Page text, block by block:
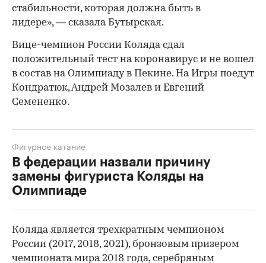
стабильности, которая должна быть в
лидере», — сказала Бутырская.
Вице-чемпион России Коляда сдал
положительный тест на коронавирус и не вошел
в состав на Олимпиаду в Пекине. На Игры поедут
Кондратюк, Андрей Мозалев и Евгений
Семененко.
00:00 / 00:00
В федерации назвали причину
замены фигуриста Коляды на
Олимпиаде
Фигурное катание
Коляда является трехкратным чемпионом
России (2017, 2018, 2021), бронзовым призером
чемпионата мира 2018 года, серебряным